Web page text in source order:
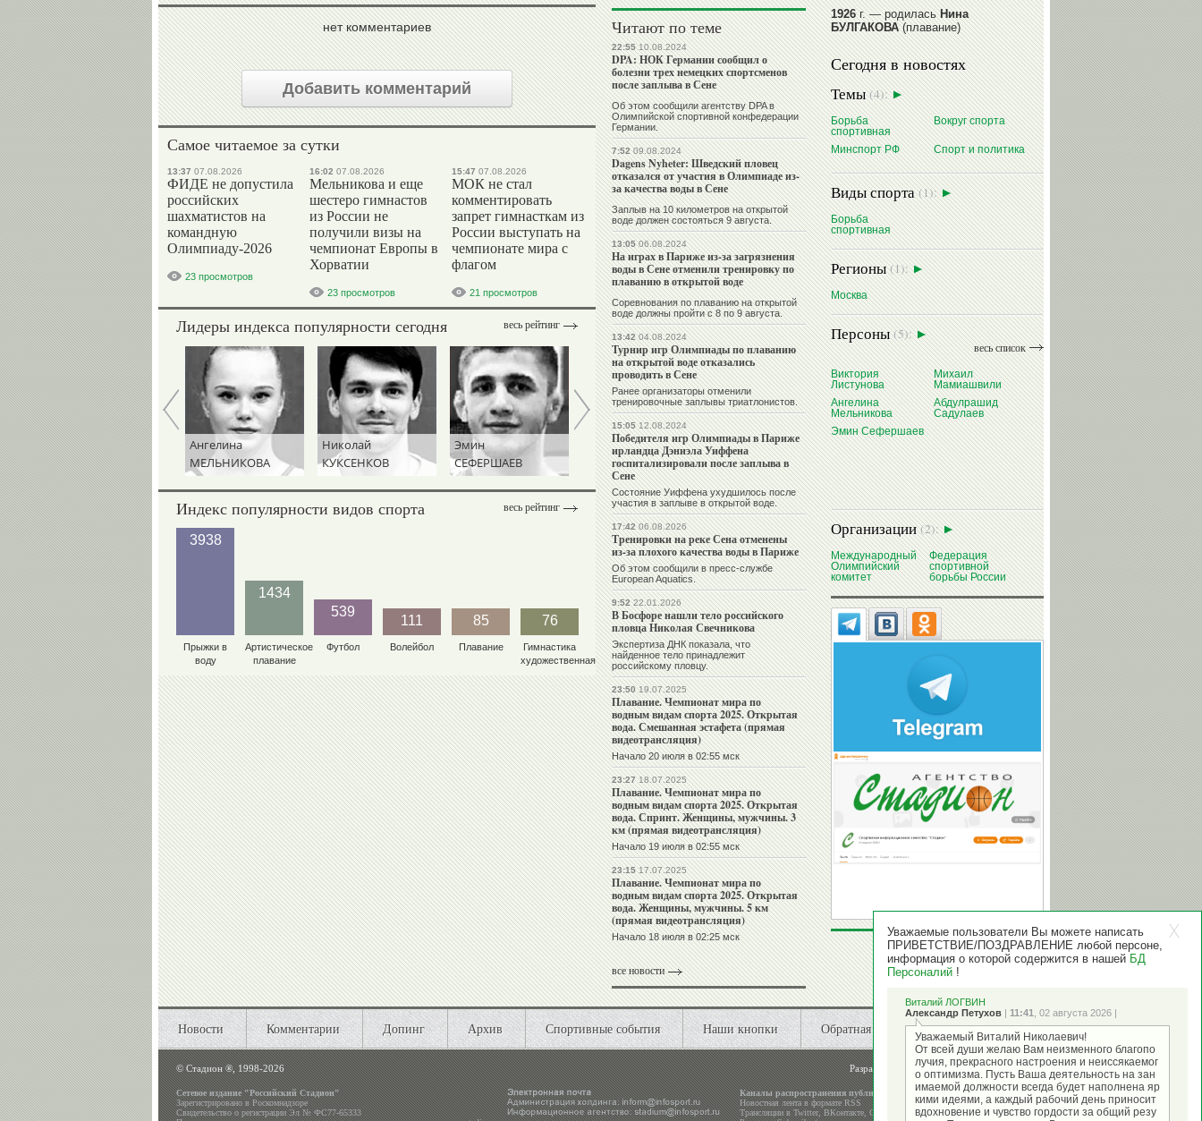
нет комментариев
Добавить комментарий
Самое читаемое за сутки
13:37 07.08.2026
ФИДЕ не допустила
российских
шахматистов на
командную
Олимпиаду-2026
23 просмотров
16:02 07.08.2026
Мельникова и еще
шестеро гимнастов
из России не
получили визы на
чемпионат Европы в
Хорватии
23 просмотров
15:47 07.08.2026
МОК не стал
комментировать
запрет гимнасткам из
России выступать на
чемпионате мира с
флагом
21 просмотров
весь рейтинг
Лидеры индекса популярности сегодня
Николай
КУКСЕНКОВ
Эмин
СЕФЕРШАЕВ
Михаил
МАМИАШВИЛИ
Абдулрашид
САДУЛАЕВ
весь рейтинг
Индекс популярности видов спорта
3938
Прыжки в
воду
1434
Артистическое
плавание
539
Футбол
111
Волейбол
85
Плавание
76
Гимнастика
художественная
Читают по теме
22:5510.08.2024
DPA: НОК Германии сообщил о
болезни трех немецких спортсменов
после заплыва в Сене
Об этом сообщили агентству DPA в
Олимпийской спортивной конфедерации
Германии.
7:5209.08.2024
Dagens Nyheter: Шведский пловец
отказался от участия в Олимпиаде из-
за качества воды в Сене
Заплыв на 10 километров на открытой
воде должен состояться 9 августа.
13:0506.08.2024
На играх в Париже из-за загрязнения
воды в Сене отменили тренировку по
плаванию в открытой воде
Соревнования по плаванию на открытой
воде должны пройти с 8 по 9 августа.
13:4204.08.2024
Турнир игр Олимпиады по плаванию
на открытой воде отказались
проводить в Сене
Ранее организаторы отменили
тренировочные заплывы триатлонистов.
15:0512.08.2024
Победителя игр Олимпиады в Париже
ирландца Дэниэла Уиффена
госпитализировали после заплыва в
Сене
Состояние Уиффена ухудшилось после
участия в заплыве в открытой воде.
17:4206.08.2026
Тренировки на реке Сена отменены
из-за плохого качества воды в Париже
Об этом сообщили в пресс-службе
European Aquatics.
9:5222.01.2026
В Босфоре нашли тело российского
пловца Николая Свечникова
Экспертиза ДНК показала, что
найденное тело принадлежит
российскому пловцу.
23:5019.07.2025
Плавание. Чемпионат мира по
водным видам спорта 2025. Открытая
вода. Смешанная эстафета (прямая
видеотрансляция)
Начало 20 июля в 02:55 мск
23:2718.07.2025
Плавание. Чемпионат мира по
водным видам спорта 2025. Открытая
вода. Спринт. Женщины, мужчины. 3
км (прямая видеотрансляция)
Начало 19 июля в 02:55 мск
23:1517.07.2025
Плавание. Чемпионат мира по
водным видам спорта 2025. Открытая
вода. Женщины, мужчины. 5 км
(прямая видеотрансляция)
Начало 18 июля в 02:25 мск
все новости
1926г. — родиласьНина
БУЛГАКОВА(плавание)
1941г. — родиласьРавиля
ПРОКОПЕНКО (САЛИМОВА)
(баскетбол)
1964г. — родилсяНиколай
ЖУРАВСКИЙ(гребля на байдарках
и каноэ)
1964г. — родилсяЮрий ХМЫЛЕВ
(хоккей)
читать далее
Сегодня в новостях
Темы(4):
Борьба
спортивная
Вокруг спорта
Минспорт РФ Спорт и политика
Виды спорта(1):
Борьба
спортивная
Регионы(1):
Москва
Персоны(5):
весь список
Виктория
Листунова
Михаил
Мамиашвили
Ангелина
Мельникова
Абдулрашид
Садулаев
Эмин Сефершаев
Организации(2):
Международный
Олимпийский
комитет
Федерация
спортивной
борьбы России
Новости Комментарии Допинг Архив Спортивные события Наши кнопки Обратная связь
©Стадион ®, 1998-2026 Разработка и поддержкаООО "Стадион"
Сетевое издание "Российский Стадион"
Зарегистрировано в Роскомнадзоре
Свидетельство о регистрации Эл № ФС77-65333
Каналы распространения публикаций
Новостная лента в формате RSS
Трансляции вTwitter,ВКонтакте,Google+
Уважаемые пользователи Вы можете написать
ПРИВЕТСТВИЕ/ПОЗДРАВЛЕНИЕ любой персоне,
информация о которой содержится в нашей БД
Персоналий !
Виталий ЛОГВИН
Александр Петухов | 11:41 , 02 августа 2026 |
Уважаемый Виталий Николаевич!
От всей души желаю Вам неизменного благопо
лучия, прекрасного настроения и неиссякаемог
о оптимизма. Пусть Ваша деятельность на зан
имаемой должности всегда будет наполнена яр
кими идеями, а каждый рабочий день приносит
вдохновение и чувство гордости за общий резу